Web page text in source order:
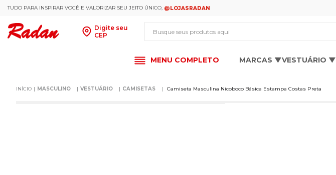
TUDO PARA INSPIRAR VOCÊ E VALORIZAR SEU JEITO ÚNICO, @LOJASRADAN
Digite seu
CEP
MENU COMPLETO MARCAS ▼VESTUÁRIO ▼
MASCULINO VESTUÁRIO CAMISETAS Camiseta Masculina Nicoboco Básica Estampa Costas Preta